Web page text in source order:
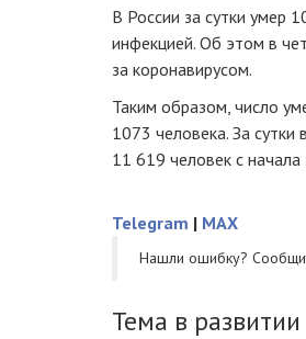
В России за сутки умер
инфекцией. Об этом в
за коронавирусом.
Таким образом, число
1073 человека. За
11 619 человек с начала
Telegram | MAX
Нашли ошибку?
Тема в развитии